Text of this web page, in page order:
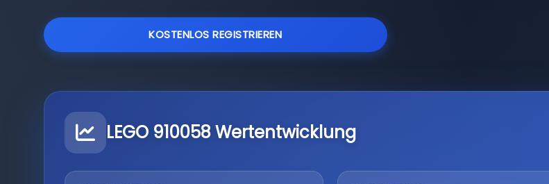
KOSTENLOS REGISTRIEREN
LEGO 910058 Wertentwicklung